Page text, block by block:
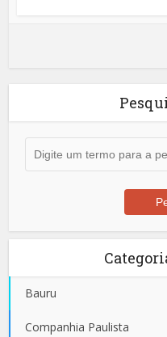
Bauru
Companhia Paulista